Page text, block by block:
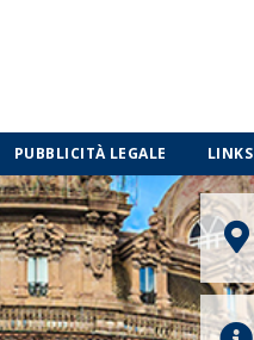
PUBBLICITÀ LEGALE LINKS